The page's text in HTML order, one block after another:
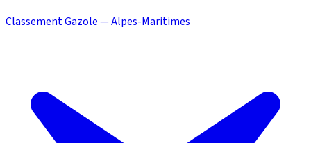
Classement Gazole — Alpes-Maritimes